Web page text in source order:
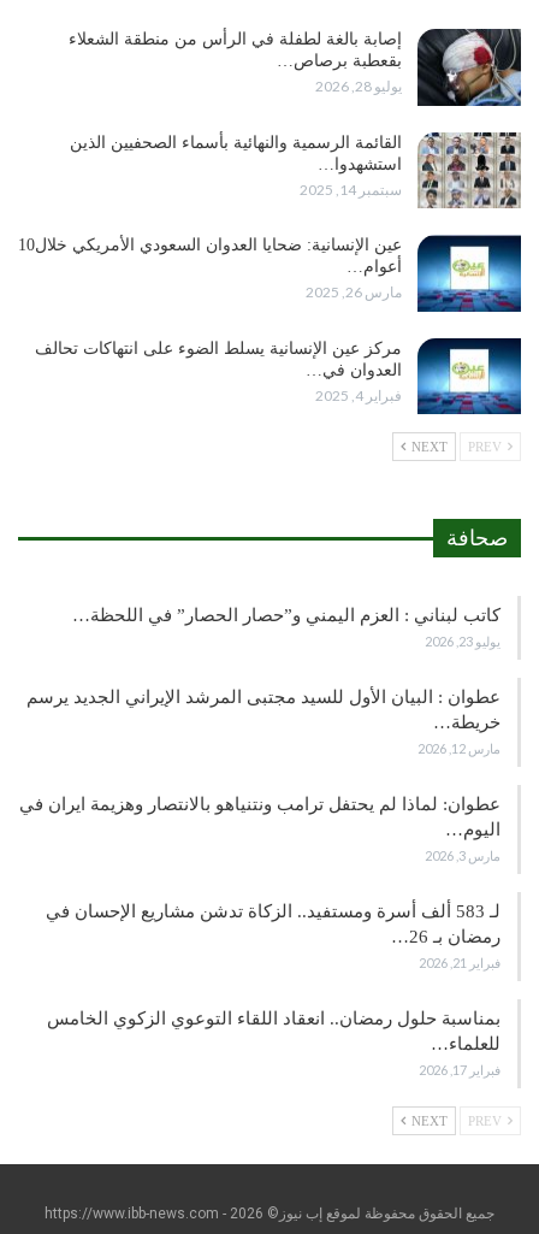
إصابة بالغة لطفلة في الرأس من منطقة الشعلاء
بقعطبة برصاص…
يوليو 28, 2026
القائمة الرسمية والنهائية بأسماء الصحفيين الذين
استشهدوا…
سبتمبر 14, 2025
عين الإنسانية: ضحايا العدوان السعودي الأمريكي خلال10
أعوام…
مارس 26, 2025
مركز عين الإنسانية يسلط الضوء على انتهاكات تحالف
العدوان في…
فبراير 4, 2025
NEXT
صحافة
كاتب لبناني : العزم اليمني و”حصار الحصار” في اللحظة…
يوليو 23, 2026
عطوان : البيان الأول للسيد مجتبى المرشد الإيراني الجديد يرسم
خريطة…
مارس 12, 2026
عطوان: لماذا لم يحتفل ترامب ونتنياهو بالانتصار وهزيمة ايران في
اليوم…
مارس 3, 2026
لـ 583 ألف أسرة ومستفيد.. الزكاة تدشن مشاريع الإحسان في
رمضان بـ 26…
فبراير 21, 2026
بمناسبة حلول رمضان.. انعقاد اللقاء التوعوي الزكوي الخامس
للعلماء…
فبراير 17, 2026
NEXT
جميع الحقوق محفوظة لموقع إب نيوز© https://www.ibb-news.com - 2026